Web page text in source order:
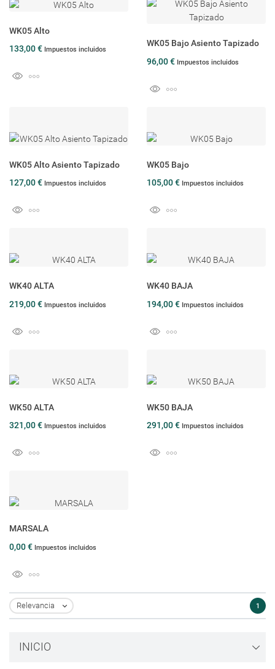
INICIO
WK05 Alto
133,00 € Impuestos incluidos
WK05 Bajo Asiento Tapizado
96,00 € Impuestos incluidos
WK05 Alto Asiento Tapizado
127,00 € Impuestos incluidos
WK05 Bajo
105,00 € Impuestos incluidos
WK40 ALTA
219,00 € Impuestos incluidos
WK40 BAJA
194,00 € Impuestos incluidos
WK50 ALTA
321,00 € Impuestos incluidos
WK50 BAJA
291,00 € Impuestos incluidos
MARSALA
0,00 € Impuestos incluidos
Relevancia  1